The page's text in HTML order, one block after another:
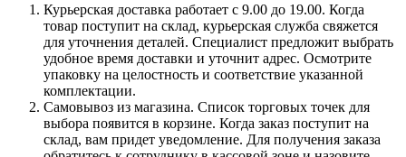
Курьерская доставка работает с 9.00 до 19.00. Когда
товар поступит на склад, курьерская служба свяжется
для уточнения деталей. Специалист предложит выбрать
удобное время доставки и уточнит адрес. Осмотрите
упаковку на целостность и соответствие указанной
комплектации.
Самовывоз из магазина. Список торговых точек для
выбора появится в корзине. Когда заказ поступит на
склад, вам придет уведомление. Для получения заказа